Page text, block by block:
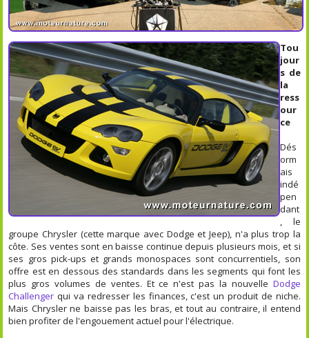
Tou
jour
s de
la
ress
our
ce
Dés
orm
ais
indé
pen
dant
, le
groupe Chrysler (cette marque avec Dodge et Jeep), n'a plus trop la
côte. Ses ventes sont en baisse continue depuis plusieurs mois, et si
ses gros pick-ups et grands monospaces sont concurrentiels, son
offre est en dessous des standards dans les segments qui font les
plus gros volumes de ventes. Et ce n'est pas la nouvelle Dodge
Challenger qui va redresser les finances, c'est un produit de niche.
Mais Chrysler ne baisse pas les bras, et tout au contraire, il entend
bien profiter de l'engouement actuel pour l'électrique.